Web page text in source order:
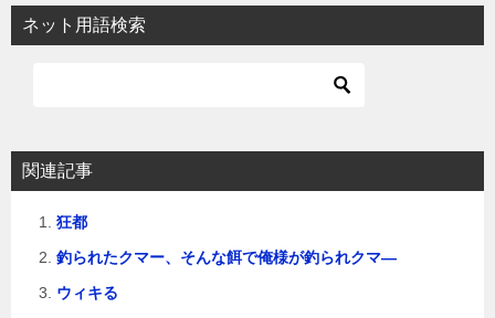
ネット用語検索
関連記事
狂都
釣られたクマー、そんな餌で俺様が釣られクマ―
ウィキる